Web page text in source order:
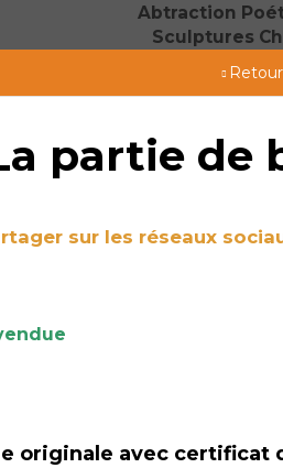
Abtraction
Sculptures
partie de
sur les réseaux
originale avec certificat